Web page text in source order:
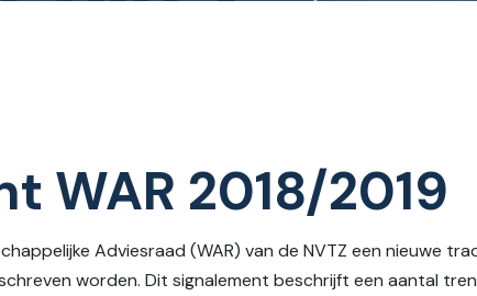
WAR 2018/2019
Adviesraad (WAR) van de NVTZ een nieuwe
worden. Dit signalement beschrijft een aantal